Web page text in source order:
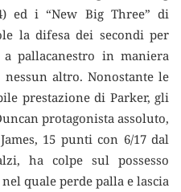
ed i “New Big Three” di
la difesa dei secondi per
pallacanestro in maniera
altro. Nonostante le
prestazione di Parker, gli
protagonista assoluto,
15 punti con 6/17 dal
ha colpe sul possesso
quale perde palla e lascia